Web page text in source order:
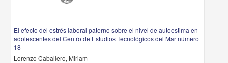
El efecto del estrés laboral paterno sobre el nivel de autoestima en
adolescentes del Centro de Estudios Tecnológicos del Mar número
18
Lorenzo Caballero, Miriam